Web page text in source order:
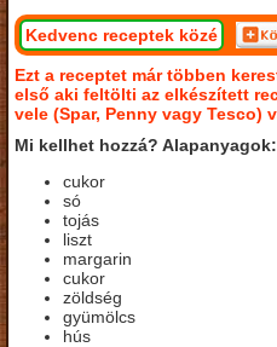
Kedvenc receptek közé
Ezt a receptet már többen
első aki feltölti az elkészített
vele (Spar, Penny vagy Tesco)
Mi kellhet hozzá? Alapanyagok:
cukor
só
tojás
liszt
margarin
cukor
zöldség
gyümölcs
hús